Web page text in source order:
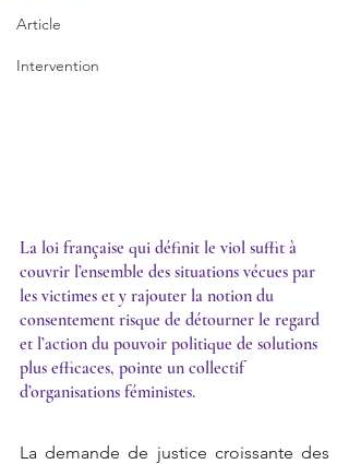
Article
Intervention
La loi française qui définit le viol suffit à
couvrir l’ensemble des situations vécues par
les victimes et y rajouter la notion du
consentement risque de détourner le regard
et l’action du pouvoir politique de solutions
plus efficaces, pointe un collectif
d’organisations féministes.
La demande de justice croissante des